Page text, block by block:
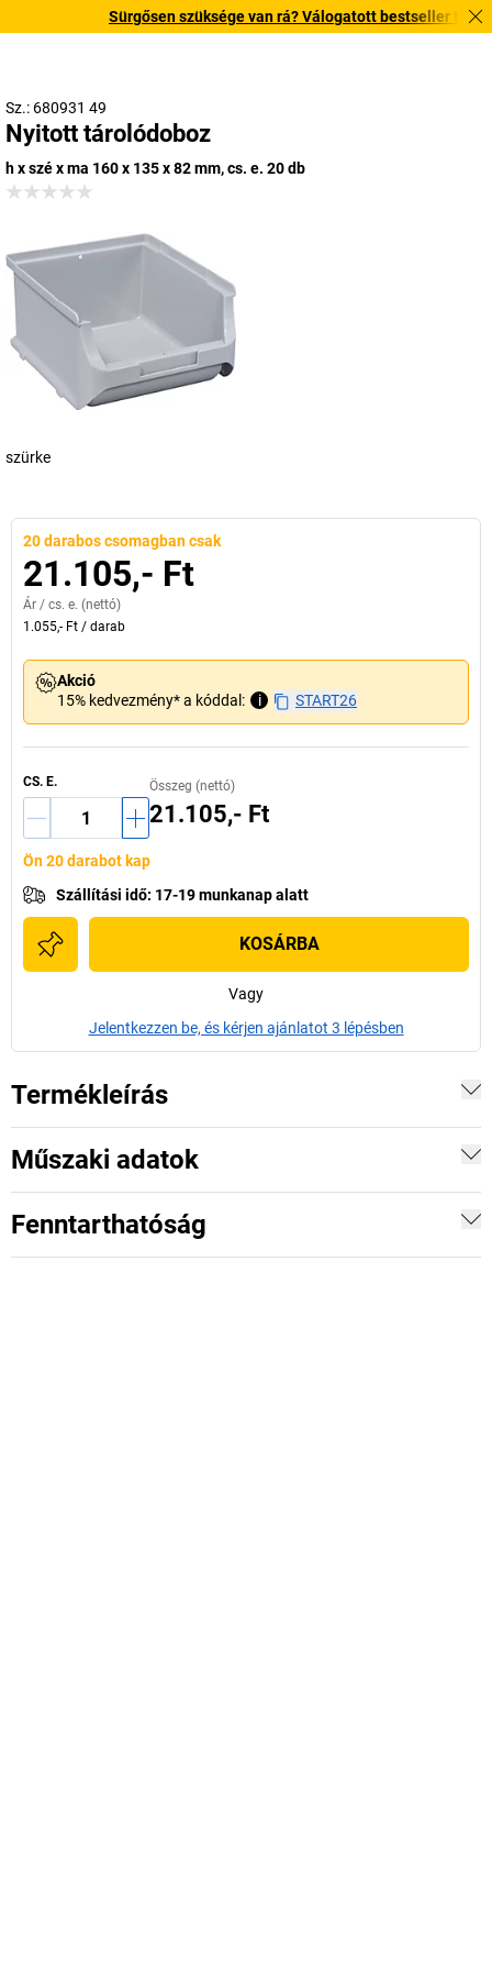
Sürgősen szüksége van rá? Válogatott bestseller
Sz.: 680931 49
Nyitott tárolódoboz
h x szé x ma 160 x 135 x 82 mm, cs. e. 20 db
szürke
20 darabos csomagban csak
21.105,- Ft
Ár / cs. e. (nettó)
1.055,- Ft / darab
Akció
15% kedvezmény* a kóddal:
i START26
CS. E. Összeg (nettó)
21.105,- Ft
Ön 20 darabot kap
Szállítási idő: 17-19 munkanap alatt
KOSÁRBA
Vagy
Jelentkezzen be, és kérjen ajánlatot 3 lépésben
Termékleírás
Műszaki adatok
Fenntarthatóság